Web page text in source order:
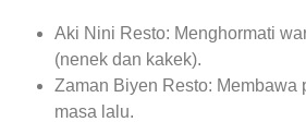
Aki Nini Resto: Menghormati
(nenek dan kakek).
Zaman Biyen Resto: Membawa
masa lalu.